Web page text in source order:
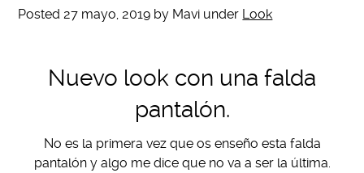
Posted27 mayo, 2019 by Mavi under Look
Nuevo look con una falda
pantalón.
No es la primera vez que os enseño esta falda
pantalón y algo me dice que no va a ser la última.